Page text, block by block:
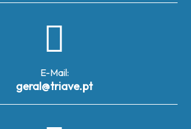
E-Mail:
geral@triave.pt